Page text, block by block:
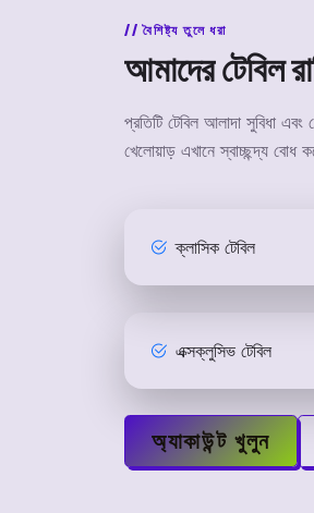
বৈশিষ্ট্য তুলে ধরা
আমাদের টেবিল
প্রতিটি টেবিল আলাদা সুবিধা
খেলোয়াড় এখানে স্বাচ্ছন্দ্য বোধ
ক্লাসিক টেবিল
এক্সক্লুসিভ টেবিল
অ্যাকাউন্ট খুলুন